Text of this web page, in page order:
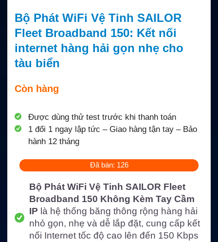
Bộ Phát WiFi Vệ Tinh SAILOR
Fleet Broadband 150: Kết nối
internet hàng hải gọn nhẹ cho
tàu biển
Còn hàng
Được dùng thử test trước khi thanh toán
1 đổi 1 ngay lập tức – Giao hàng tận tay – Bảo
hành 12 tháng
Đã bán: 126
Bộ Phát WiFi Vệ Tinh SAILOR Fleet
Broadband 150 Không Kèm Tay Cầm
IP là hệ thống băng thông rộng hàng hải
nhỏ gọn, nhẹ và dễ lắp đặt, cung cấp kết
nối Internet tốc độ cao lên đến 150 Kbps